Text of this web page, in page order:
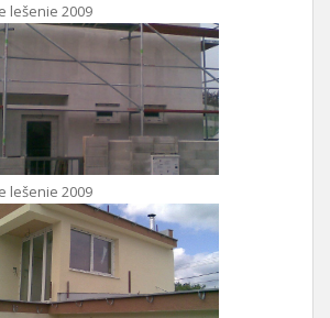
lešenie 2009
lešenie 2009